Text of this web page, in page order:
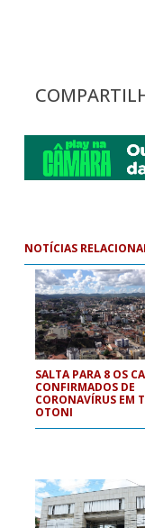
NOTÍCIAS
SALTA PARA 8 OS
CONFIRMADOS DE
CORONAVÍRUS EM
OTONI